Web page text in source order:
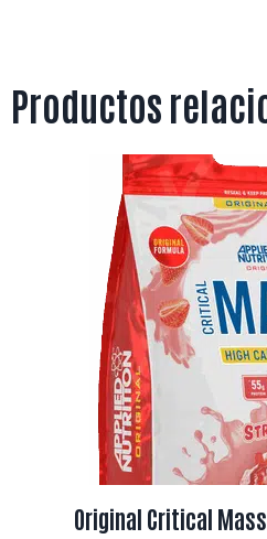
Productos
Original Critical